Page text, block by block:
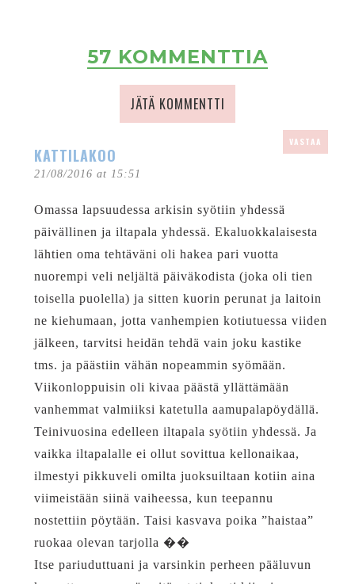
57 KOMMENTTIA
JÄTÄ KOMMENTTI
KATTILAKOO
21/08/2016 at 15:51
VASTAA
Omassa lapsuudessa arkisin syötiin yhdessä
päivällinen ja iltapala yhdessä. Ekaluokkalaisesta
lähtien oma tehtäväni oli hakea pari vuotta
nuorempi veli neljältä päiväkodista (joka oli tien
toisella puolella) ja sitten kuorin perunat ja laitoin
ne kiehumaan, jotta vanhempien kotiutuessa viiden
jälkeen, tarvitsi heidän tehdä vain joku kastike
tms. ja päästiin vähän nopeammin syömään.
Viikonloppuisin oli kivaa päästä yllättämään
vanhemmat valmiiksi katetulla aamupalapöydällä.
Teinivuosina edelleen iltapala syötiin yhdessä. Ja
vaikka iltapalalle ei ollut sovittua kellonaikaa,
ilmestyi pikkuveli omilta juoksuiltaan kotiin aina
viimeistään siinä vaiheessa, kun teepannu
nostettiin pöytään. Taisi kasvava poika ”haistaa”
ruokaa olevan tarjolla ��
Itse pariuduttuani ja varsinkin perheen pääluvun